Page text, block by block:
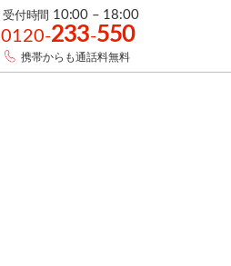
受付時間 10:00 – 18:00
0120-233-550
携帯からも通話料無料